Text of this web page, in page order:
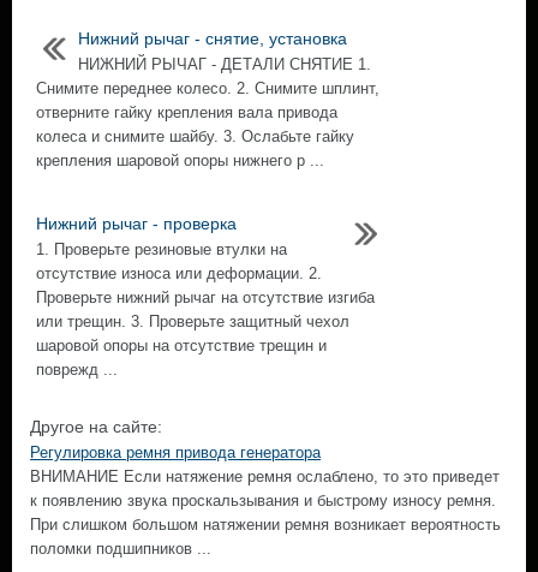
Нижний рычаг - снятие, установка
НИЖНИЙ РЫЧАГ - ДЕТАЛИ СНЯТИЕ 1.
Снимите переднее колесо. 2. Снимите шплинт,
отверните гайку крепления вала привода
колеса и снимите шайбу. 3. Ослабьте гайку
крепления шаровой опоры нижнего р ...
Нижний рычаг - проверка
1. Проверьте резиновые втулки на
отсутствие износа или деформации. 2.
Проверьте нижний рычаг на отсутствие изгиба
или трещин. 3. Проверьте защитный чехол
шаровой опоры на отсутствие трещин и
поврежд ...
Другое на сайте:
Регулировка ремня привода генератора
ВНИМАНИЕ Если натяжение ремня ослаблено, то это приведет
к появлению звука проскальзывания и быстрому износу ремня.
При слишком большом натяжении ремня возникает вероятность
поломки подшипников ...